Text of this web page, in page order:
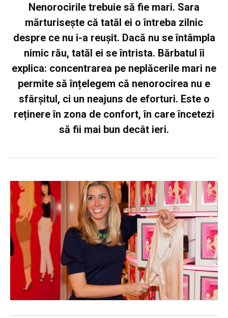
Nenorocirile trebuie să fie mari. Sara
mărturisește că tatăl ei o întreba zilnic
despre ce nu i-a reușit. Dacă nu se întâmpla
nimic rău, tatăl ei se întrista. Bărbatul îi
explica: concentrarea pe neplăcerile mari ne
permite să înțelegem că nenorocirea nu e
sfârșitul, ci un neajuns de eforturi. Este o
reținere în zona de confort, în care încetezi
să fii mai bun decât ieri.